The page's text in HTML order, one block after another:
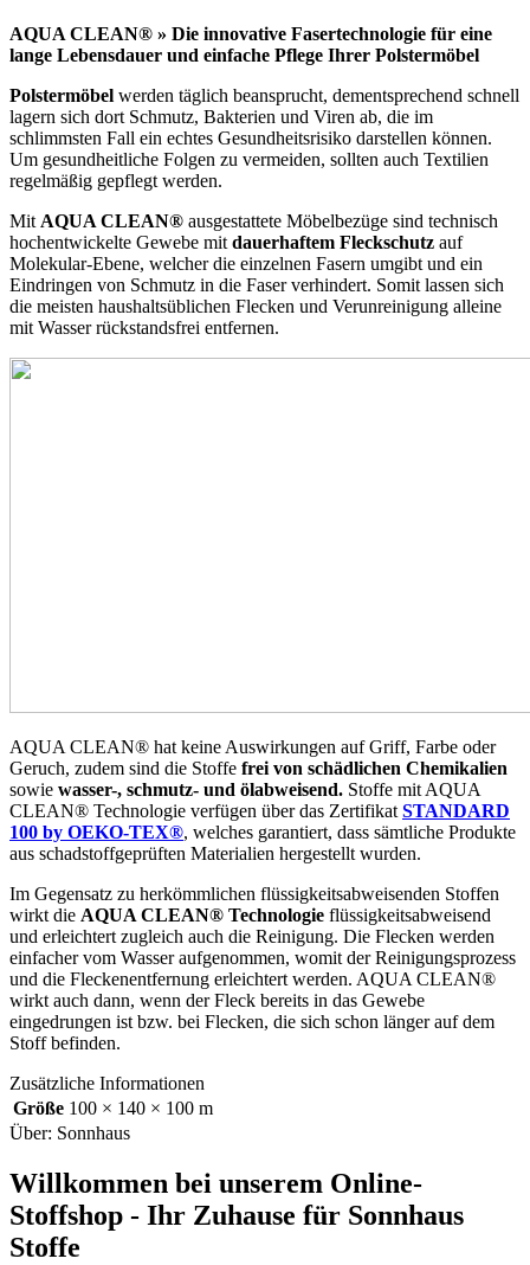
AQUA CLEAN® » Die innovative Fasertechnologie für eine
lange Lebensdauer und einfache Pflege Ihrer Polstermöbel
Polstermöbel werden täglich beansprucht, dementsprechend schnell
lagern sich dort Schmutz, Bakterien und Viren ab, die im
schlimmsten Fall ein echtes Gesundheitsrisiko darstellen können.
Um gesundheitliche Folgen zu vermeiden, sollten auch Textilien
regelmäßig gepflegt werden.
Mit AQUA CLEAN® ausgestattete Möbelbezüge sind technisch
hochentwickelte Gewebe mit dauerhaftem Fleckschutz auf
Molekular-Ebene, welcher die einzelnen Fasern umgibt und ein
Eindringen von Schmutz in die Faser verhindert. Somit lassen sich
die meisten haushaltsüblichen Flecken und Verunreinigung alleine
mit Wasser rückstandsfrei entfernen.
AQUA CLEAN® hat keine Auswirkungen auf Griff, Farbe oder
Geruch, zudem sind die Stoffe frei von schädlichen Chemikalien
sowie wasser-, schmutz- und ölabweisend. Stoffe mit AQUA
CLEAN® Technologie verfügen über das Zertifikat STANDARD
100 by OEKO-TEX®, welches garantiert, dass sämtliche Produkte
aus schadstoffgeprüften Materialien hergestellt wurden.
Im Gegensatz zu herkömmlichen flüssigkeitsabweisenden Stoffen
wirkt die AQUA CLEAN® Technologie flüssigkeitsabweisend
und erleichtert zugleich auch die Reinigung. Die Flecken werden
einfacher vom Wasser aufgenommen, womit der Reinigungsprozess
und die Fleckenentfernung erleichtert werden. AQUA CLEAN®
wirkt auch dann, wenn der Fleck bereits in das Gewebe
eingedrungen ist bzw. bei Flecken, die sich schon länger auf dem
Stoff befinden.
Zusätzliche Informationen
Größe 100 × 140 × 100 m
Über: Sonnhaus
Willkommen bei unserem Online-
Stoffshop - Ihr Zuhause für Sonnhaus
Stoffe